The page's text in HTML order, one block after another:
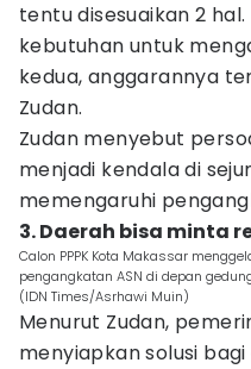
tentu disesuaikan 2
kebutuhan untuk
kedua, anggarannya
Zudan.
Zudan menyebut
menjadi kendala di
memengaruhi
3. Daerah bisa minta
Calon PPPK Kota Makassar
pengangkatan ASN di depan
(IDN Times/Asrhawi Muin)
Menurut Zudan,
menyiapkan solusi